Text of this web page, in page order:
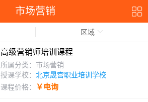
市场营销
区域
高级营销师培训课程
所属分类：市场营销
授课学校： 北京晟宫职业培训学校
课程价格：
￥电询